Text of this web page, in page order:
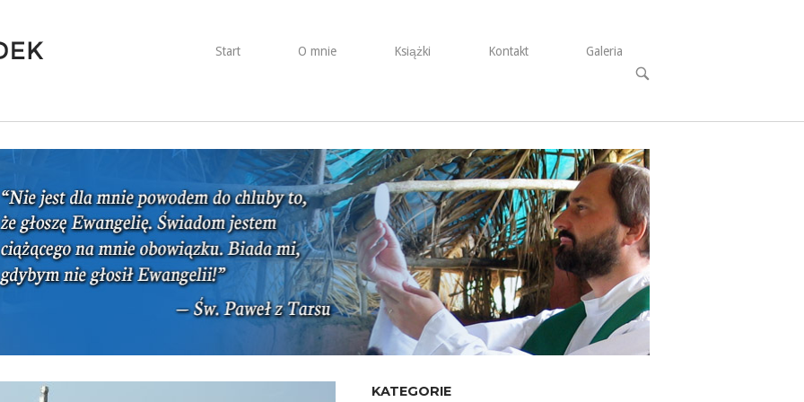
Start
O mnie Książki Kontakt
Galeria
Open
KATEGORIE